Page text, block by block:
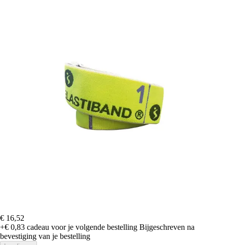
€ 16,52
+€ 0,83 cadeau voor je volgende bestelling Bijgeschreven na
bevestiging van je bestelling